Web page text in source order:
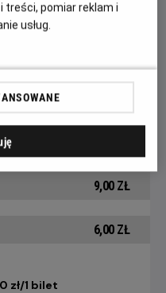
9,00 ZŁ
6,00 ZŁ
zł/1 bilet
treści, pomiar reklam i
usług.